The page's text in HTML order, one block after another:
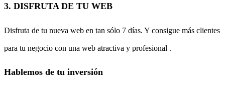
3. DISFRUTA DE TU WEB
Disfruta de tu nueva web en tan sólo 7 días. Y consigue más clientes
para tu negocio con una web atractiva y profesional .
Hablemos de tu inversión